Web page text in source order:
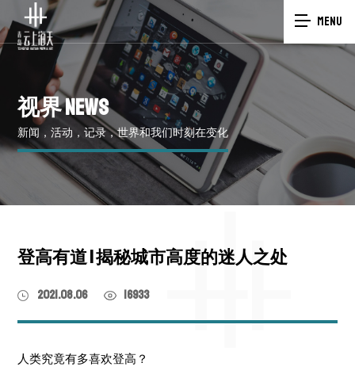
MENU
视界NEWS
新闻，活动，记录，世界和我们时刻在变化
登高有道 | 揭秘城市高度的迷人之处
2021.08.06 16933
人类究竟有多喜欢登高？